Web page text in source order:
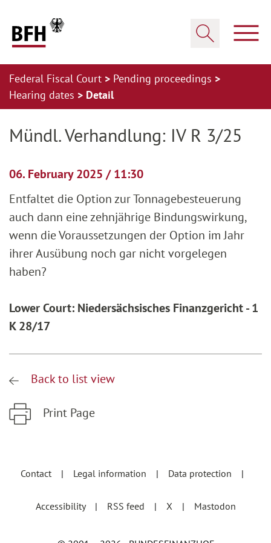
Federal Fiscal Court
Pending proceedings
Hearing dates
Detail
Mündl. Verhandlung: IV R 3/25
06. February 2025 / 11:30
Entfaltet die Option zur Tonnagebesteuerung
auch dann eine zehnjährige Bindungswirkung,
wenn die Voraussetzungen der Option im Jahr
ihrer Ausübung noch gar nicht vorgelegen
haben?
Lower Court: Niedersächsisches Finanzgericht - 1
K 28/17
Back to list view
Print Page
Contact
Legal information Data protection
Accessibility RSS feed X Mastodon